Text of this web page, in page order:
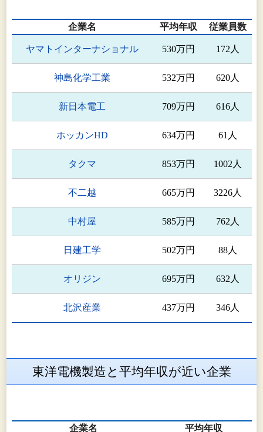
企業名 平均年収 従業員数
ヤマトインターナショナル 530万円 172人
神島化学工業 532万円 620人
新日本電工 709万円 616人
ホッカンHD 634万円 61人
タクマ 853万円 1002人
不二越 665万円 3226人
中村屋 585万円 762人
日建工学 502万円 88人
オリジン 695万円 632人
北沢産業 437万円 346人
東洋電機製造と平均年収が近い企業
企業名 平均年収